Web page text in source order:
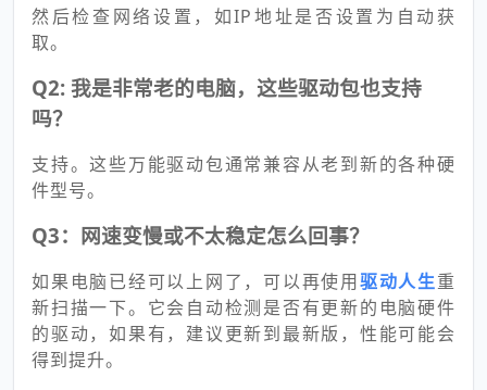
然后检查网络设置，如IP地址是否设置为自动获
取。
Q2: 我是非常老的电脑，这些驱动包也支持
吗？
支持。这些万能驱动包通常兼容从老到新的各种硬
件型号。
Q3：网速变慢或不太稳定怎么回事？
如果电脑已经可以上网了，可以再使用驱动人生重
新扫描一下。它会自动检测是否有更新的电脑硬件
的驱动，如果有，建议更新到最新版，性能可能会
得到提升。